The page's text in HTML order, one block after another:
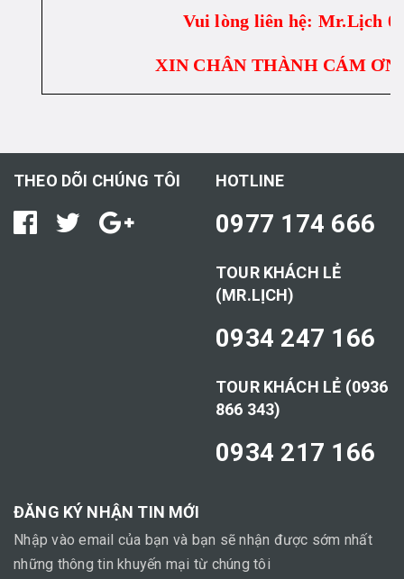
Vui lòng liên hệ: Mr.Lịch
XIN CHÂN THÀNH CÁM
THEO DÕI CHÚNG TÔI HOTLINE
0977 174 666
TOUR KHÁCH LẺ
(MR.LỊCH)
0934 247 166
TOUR KHÁCH LẺ (0936
866 343)
0934 217 166
ĐĂNG KÝ NHẬN TIN MỚI
Nhập vào email của bạn và bạn sẽ nhận được sớm nhất
những thông tin khuyến mại từ chúng tôi